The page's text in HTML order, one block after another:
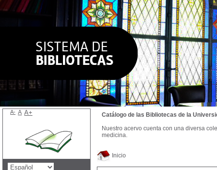
Inicio
Catálogo de las Bibliotecas de la
Nuestro acervo cuenta con una diversa
medicina.
A- A A+